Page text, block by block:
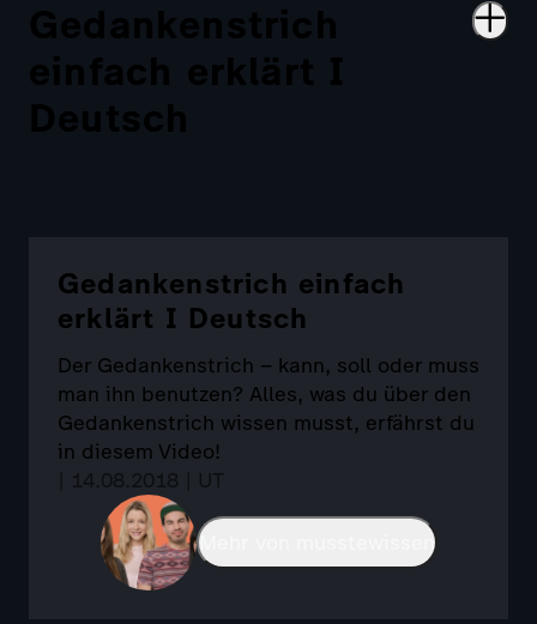
Gedankenstrich
einfach erklärt I
Deutsch
Gedankenstrich einfach
erklärt I Deutsch
Der Gedankenstrich – kann, soll oder muss
man ihn benutzen? Alles, was du über den
Gedankenstrich wissen musst, erfährst du
in diesem Video!
| 14.08.2018 | UT
Mehr von musstewissen